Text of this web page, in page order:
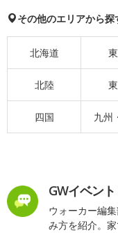
その他のエリアから探
北海道
北陸
四国 九州
GWイベン
ウォーカー編
み方を紹介。